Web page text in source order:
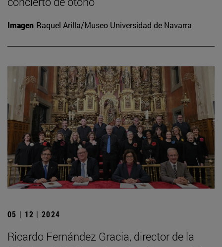
Imagen Raquel Arilla/Museo Universidad de Navarra
05 | 12 | 2024
Ricardo Fernández Gracia, director de la